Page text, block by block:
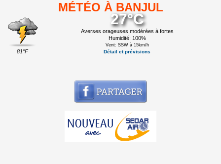
MÉTÉO À BANJUL
81°F
27°C
Averses orageuses modérées à fortes
Humidité: 100%
Vent: SSW à 15km/h
Détail et prévisions